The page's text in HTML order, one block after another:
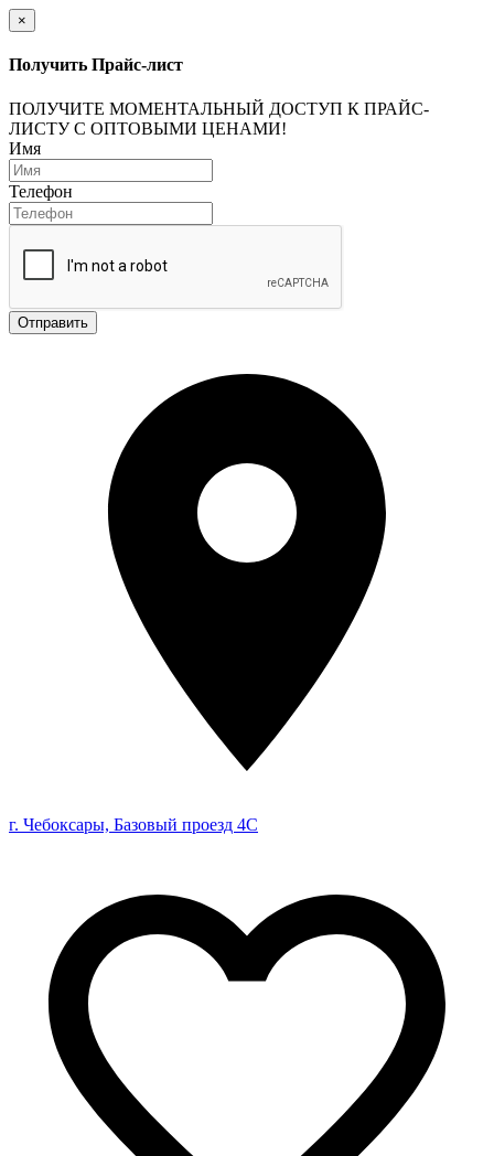
×
Получить Прайс-лист
ПОЛУЧИТЕ МОМЕНТАЛЬНЫЙ ДОСТУП К ПРАЙС-
ЛИСТУ С ОПТОВЫМИ ЦЕНАМИ!
Имя
Телефон
Отправить
г. Чебоксары, Базовый проезд 4С